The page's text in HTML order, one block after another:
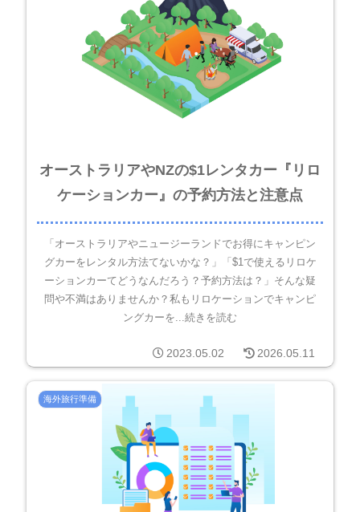
オーストラリアやNZの$1レンタカー『リロ
ケーションカー』の予約方法と注意点
「オーストラリアやニュージーランドでお得にキャンピン
グカーをレンタル方法てないかな？」「$1で使えるリロケ
ーションカーてどうなんだろう？予約方法は？」そんな疑
問や不満はありませんか？私もリロケーションでキャンピ
ングカーを...続きを読む
2023.05.02 2026.05.11
海外旅行準備